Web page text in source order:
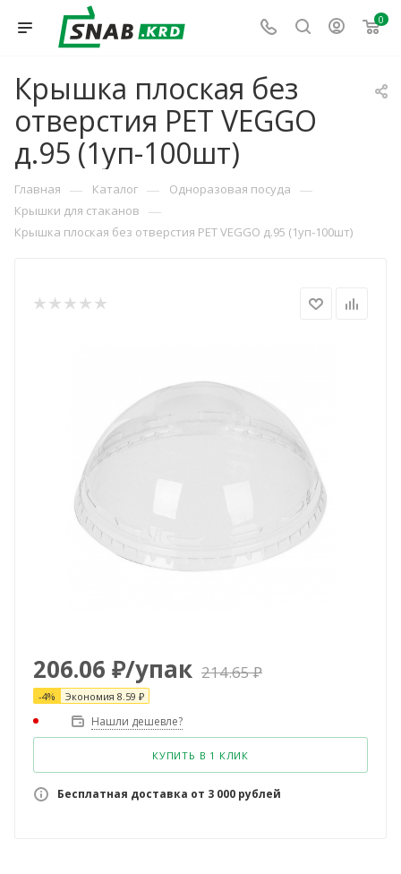
0
Крышка плоская без
отверстия PET VEGGO
д.95 (1уп-100шт)
Главная — Каталог — Одноразовая посуда —
Крышки для стаканов —
Крышка плоская без отверстия PET VEGGO д.95 (1уп-100шт)
206.06 ₽/упак 214.65₽
-4% Экономия 8.59 ₽
Нашли дешевле?
КУПИТЬ В 1 КЛИК
Бесплатная доставка от 3 000 рублей